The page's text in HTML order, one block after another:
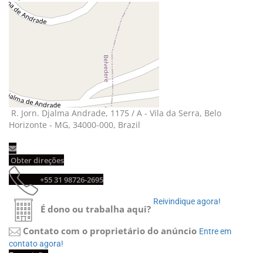
R. Jorn. Djalma Andrade, 1175 / A - Vila da Serra, Belo
Horizonte - MG, 34000-000, Brazil
Obter direções
+55 31 98726-2695
É dono ou trabalha aqui?
Reivindique agora!
Contato com o proprietário do anúncio Entre em
contato agora!